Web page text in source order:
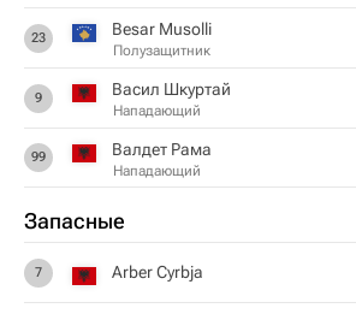
23 Besar Musolli
Полузащитник
9 Васил Шкуртай
Нападающий
99 Валдет Рама
Нападающий
Запасные
7 Arber Cyrbja